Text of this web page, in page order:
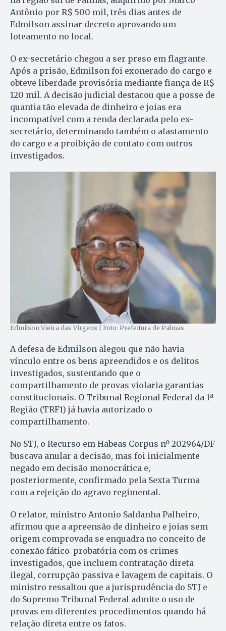
Antônio por R$ 500 mil, três dias antes de
Edmilson assinar decreto aprovando um
loteamento no local.
O ex-secretário chegou a ser preso em flagrante.
Após a prisão, Edmilson foi exonerado do cargo e
obteve liberdade provisória mediante fiança de R$
120 mil. A decisão judicial destacou que a posse de
quantia tão elevada de dinheiro e joias era
incompatível com a renda declarada pelo ex-
secretário, determinando também o afastamento
do cargo e a proibição de contato com outros
investigados.
Edmilson Vieira das Virgens | Foto: Prefeitura de Palmas
A defesa de Edmilson alegou que não havia
vínculo entre os bens apreendidos e os delitos
investigados, sustentando que o
compartilhamento de provas violaria garantias
constitucionais. O Tribunal Regional Federal da 1ª
Região (TRF1) já havia autorizado o
compartilhamento.
No STJ, o Recurso em Habeas Corpus nº 202964/DF
buscava anular a decisão, mas foi inicialmente
negado em decisão monocrática e,
posteriormente, confirmado pela Sexta Turma
com a rejeição do agravo regimental.
O relator, ministro Antonio Saldanha Palheiro,
afirmou que a apreensão de dinheiro e joias sem
origem comprovada se enquadra no conceito de
conexão fático-probatória com os crimes
investigados, que incluem contratação direta
ilegal, corrupção passiva e lavagem de capitais. O
ministro ressaltou que a jurisprudência do STJ e
do Supremo Tribunal Federal admite o uso de
provas em diferentes procedimentos quando há
relação direta entre os fatos.